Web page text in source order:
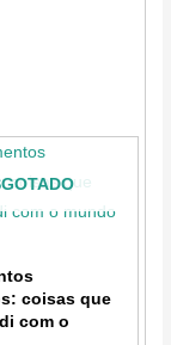
coisas que
com o